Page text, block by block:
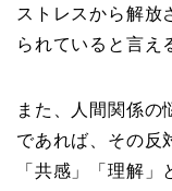
ストレスから解放
られていると言え
また、人間関係の
であれば、その反
「共感」「理解